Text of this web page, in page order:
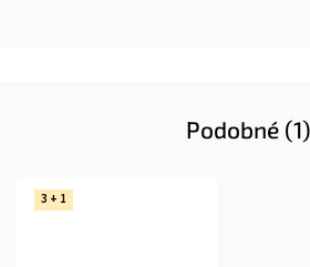
Podobné (1)
3 + 1